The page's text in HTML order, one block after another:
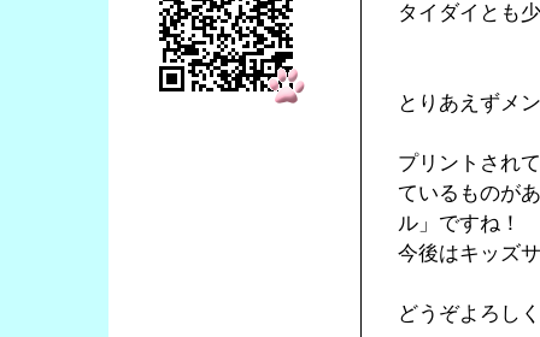
タイダイとも
とりあえずメ
プリントされ
ているものが
ル」ですね！
今後はキッズ
どうぞよろし